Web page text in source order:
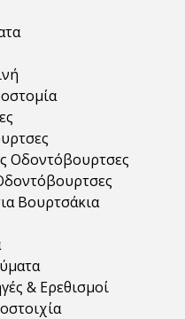
Οδοντόβουρτσες
Βουρτσάκια
& Ερεθισμοί